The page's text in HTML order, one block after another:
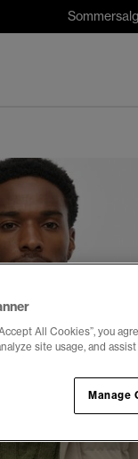
All Cookies”, you
site usage, and
Manage